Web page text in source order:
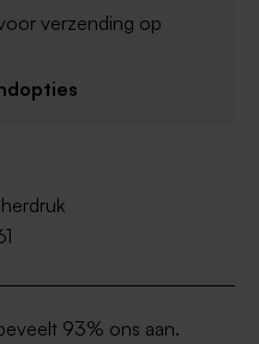
verzending op
93% ons aan.